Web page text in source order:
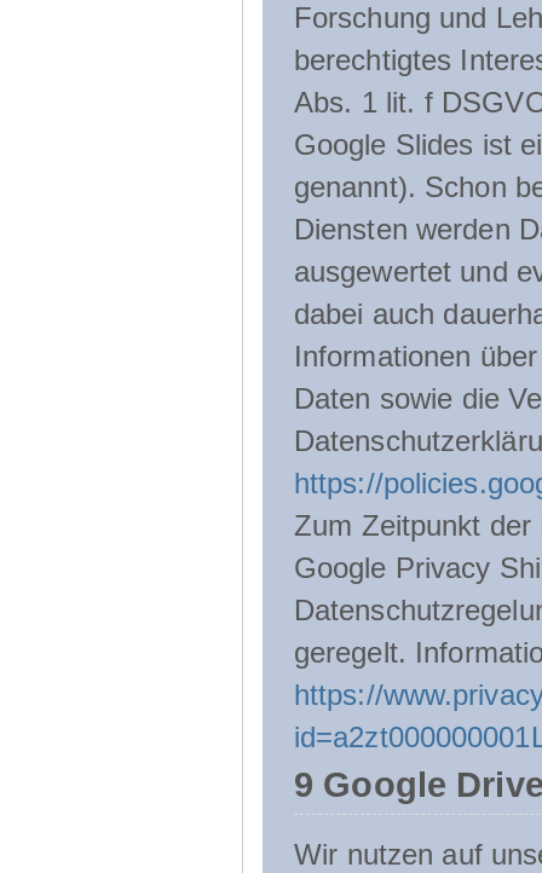
Forschung und
berechtigtes
Abs. 1 lit. f
Google Slides ist
genannt). Schon
Diensten werden
ausgewertet und
dabei auch
Informationen
Daten sowie die
https://
Zum Zeitpunkt der
Google Privacy
geregelt.
https://
9 Google
Wir nutzen auf